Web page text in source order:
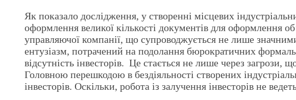
Як показало дослідження, у створенні місцевих
оформлення великої кількості документів для оформлення
управляючої компанії, що супроводжується не лише
ентузіазм, потрачений на подолання бюрократичних
відсутність інвесторів. Це стається не лише через
Головною перешкодою в бездіяльності створених
інвесторів. Оскільки, робота із залучення інвесторів не